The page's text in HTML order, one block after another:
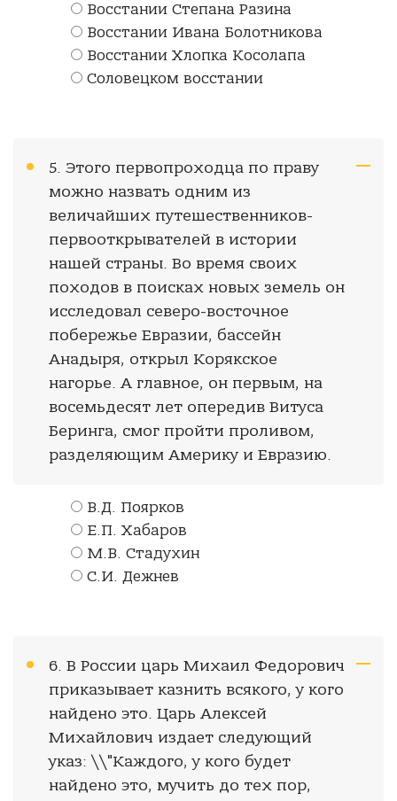
Восстании Степана Разина
Восстании Ивана Болотникова
Восстании Хлопка Косолапа
Соловецком восстании
5. Этого первопроходца по праву
можно назвать одним из
величайших путешественников-
первооткрывателей в истории
нашей страны. Во время своих
походов в поисках новых земель он
исследовал северо-восточное
побережье Евразии, бассейн
Анадыря, открыл Корякское
нагорье. А главное, он первым, на
восемьдесят лет опередив Витуса
Беринга, смог пройти проливом,
разделяющим Америку и Евразию.
В.Д. Поярков
Е.П. Хабаров
М.В. Стадухин
С.И. Дежнев
6. В России царь Михаил Федорович
приказывает казнить всякого, у кого
найдено это. Царь Алексей
Михайлович издает следующий
указ: \\"Каждого, у кого будет
найдено это, мучить до тех пор,